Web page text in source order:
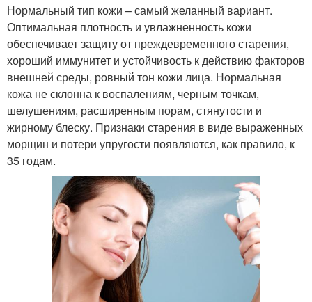
Нормальный тип кожи – самый желанный вариант.
Оптимальная плотность и увлажненность кожи
обеспечивает защиту от преждевременного старения,
хороший иммунитет и устойчивость к действию факторов
внешней среды, ровный тон кожи лица. Нормальная
кожа не склонна к воспалениям, черным точкам,
шелушениям, расширенным порам, стянутости и
жирному блеску. Признаки старения в виде выраженных
морщин и потери упругости появляются, как правило, к
35 годам.